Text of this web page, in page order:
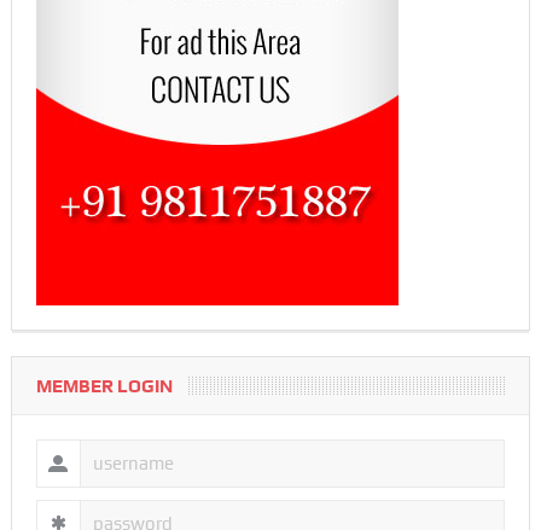
MEMBER LOGIN